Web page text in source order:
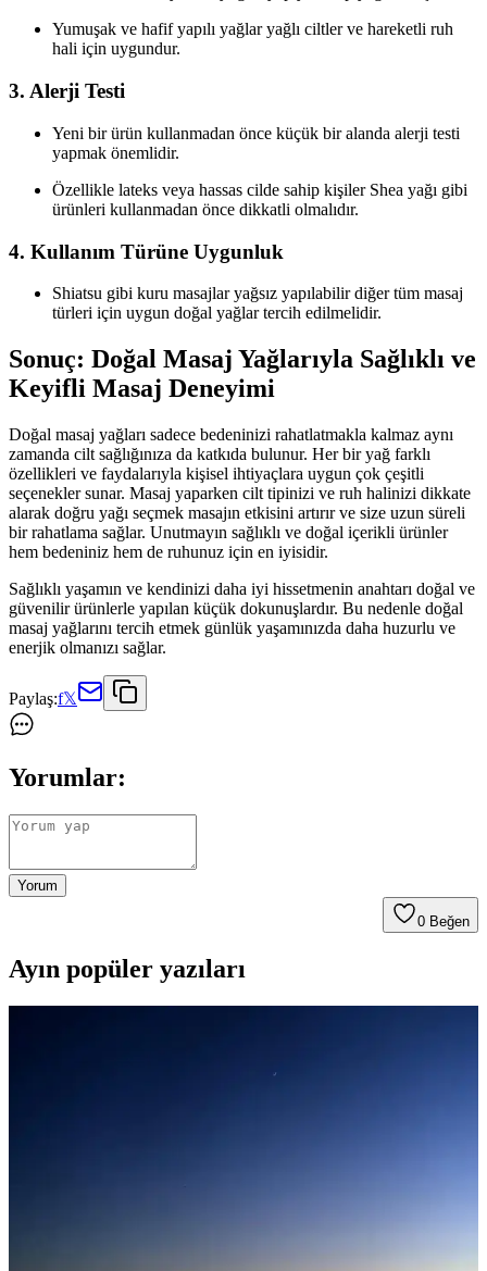
Yumuşak ve hafif yapılı yağlar yağlı ciltler ve hareketli ruh
hali için uygundur.
3. Alerji Testi
Yeni bir ürün kullanmadan önce küçük bir alanda alerji testi
yapmak önemlidir.
Özellikle lateks veya hassas cilde sahip kişiler Shea yağı gibi
ürünleri kullanmadan önce dikkatli olmalıdır.
4. Kullanım Türüne Uygunluk
Shiatsu gibi kuru masajlar yağsız yapılabilir diğer tüm masaj
türleri için uygun doğal yağlar tercih edilmelidir.
Sonuç: Doğal Masaj Yağlarıyla Sağlıklı ve
Keyifli Masaj Deneyimi
Doğal masaj yağları sadece bedeninizi rahatlatmakla kalmaz aynı
zamanda cilt sağlığınıza da katkıda bulunur. Her bir yağ farklı
özellikleri ve faydalarıyla kişisel ihtiyaçlara uygun çok çeşitli
seçenekler sunar. Masaj yaparken cilt tipinizi ve ruh halinizi dikkate
alarak doğru yağı seçmek masajın etkisini artırır ve size uzun süreli
bir rahatlama sağlar. Unutmayın sağlıklı ve doğal içerikli ürünler
hem bedeniniz hem de ruhunuz için en iyisidir.
Sağlıklı yaşamın ve kendinizi daha iyi hissetmenin anahtarı doğal ve
güvenilir ürünlerle yapılan küçük dokunuşlardır. Bu nedenle doğal
masaj yağlarını tercih etmek günlük yaşamınızda daha huzurlu ve
enerjik olmanızı sağlar.
Paylaş:f𝕏
Yorumlar:
Yorum
0 Beğen
Ayın popüler yazıları